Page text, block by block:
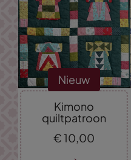
Nieuw
Kimono
quiltpatroon
€10,00